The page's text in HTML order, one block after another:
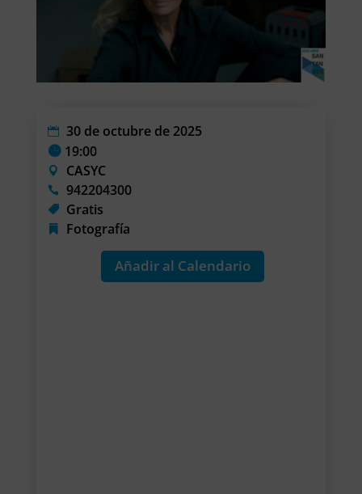
30 de octubre de 2025
19:00
CASYC
942204300
Gratis
Fotografía
Añadir al Calendario